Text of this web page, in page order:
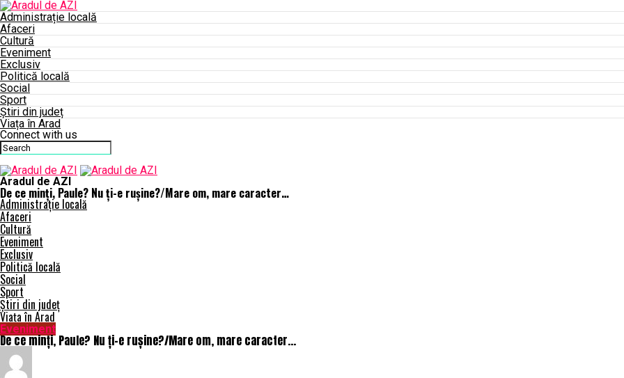
Administrație locală
Afaceri
Cultură
Eveniment
Exclusiv
Politică locală
Social
Sport
Știri din județ
Viața în Arad
Connect with us
Aradul de AZI
De ce minți, Paule? Nu ți-e rușine?/Mare om, mare caracter…
Administrație locală
Afaceri
Cultură
Eveniment
Exclusiv
Politică locală
Social
Sport
Știri din județ
Viața în Arad
Eveniment
De ce minți, Paule? Nu ți-e rușine?/Mare om, mare caracter…